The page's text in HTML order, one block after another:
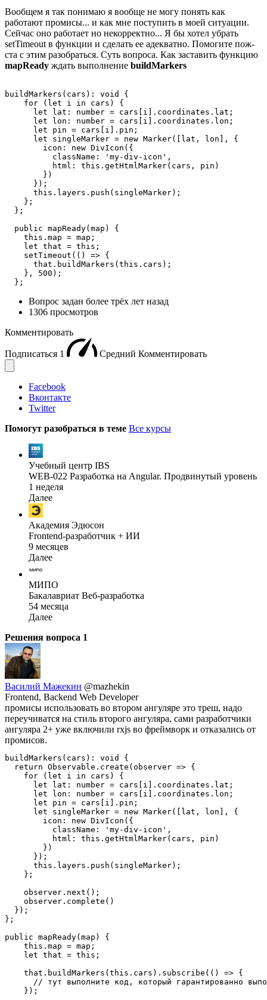
Вообщем я так понимаю я вообще не могу понять как
работают промисы... и как мне поступить в моей ситуации.
Сейчас оно работает но некорректно... Я бы хотел убрать
setTimeout в функции и сделать ее адекватно. Помогите пож-
ста с этим разобраться. Суть вопроса. Как заставить функцию
mapReady ждать выполнение buildMarkers
buildMarkers(cars): void {
    for (let i in cars) {
      let lat: number = cars[i].coordinates.lat;
      let lon: number = cars[i].coordinates.lon;
      let pin = cars[i].pin;
      let singleMarker = new Marker([lat, lon], {
        icon: new DivIcon({
          className: 'my-div-icon',
          html: this.getHtmlMarker(cars, pin)
        })
      });
      this.layers.push(singleMarker);
    };
  };
  public mapReady(map) {
    this.map = map;
    let that = this;
    setTimeout(() => {
      that.buildMarkers(this.cars);
    }, 500);
  };
Вопрос задан более трёх лет назад
1306 просмотров
Комментировать
Подписаться 1 Средний Комментировать
Facebook
Вконтакте
Twitter
Помогут разобраться в теме Все курсы
Учебный центр IBS
WEB-022 Разработка на Angular. Продвинутый уровень
1 неделя
Далее
Академия Эдюсон
Frontend-разработчик + ИИ
9 месяцев
Далее
МИПО
Бакалавриат Веб-разработка
54 месяца
Далее
Решения вопроса 1
Василий Мажекин @mazhekin
Frontend, Backend Web Developer
промисы использовать во втором ангуляре это треш, надо
переучиватся на стиль второго ангуляра, сами разработчики
ангуляра 2+ уже включили rxjs во фреймворк и отказались от
промисов.
buildMarkers(cars): void {
  return Observable.create(observer => {
    for (let i in cars) {
      let lat: number = cars[i].coordinates.lat;
      let lon: number = cars[i].coordinates.lon;
      let pin = cars[i].pin;
      let singleMarker = new Marker([lat, lon], {
        icon: new DivIcon({
          className: 'my-div-icon',
          html: this.getHtmlMarker(cars, pin)
        })
      });
      this.layers.push(singleMarker);
    };
    observer.next();
    observer.complete()
  });
};
public mapReady(map) {
    this.map = map;
    let that = this;
    that.buildMarkers(this.cars).subscribe(() => {
// тут выполните код, который гарантированно
    });